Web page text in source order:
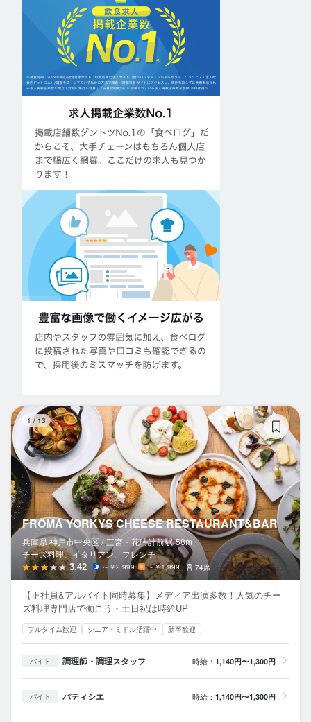
1 / 13
FROMA YORKYS CHEESE RESTAURANT&BAR
兵庫県 神戸市中央区 / 三宮・花時計前駅 58m
チーズ料理、イタリアン、フレンチ
3.42 ～￥2,999 ～￥1,999 74席
【正社員&アルバイト同時募集】メディア出演多数！人気のチー
ズ料理専門店で働こう・土日祝は時給UP
フルタイム歓迎 シニア・ミドル活躍中 新卒歓迎
バイト 調理師・調理スタッフ 時給： 1,140円〜1,300円
バイト パティシエ 時給： 1,140円〜1,300円